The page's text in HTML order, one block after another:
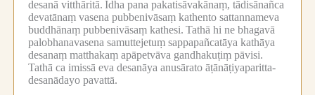
desanā vitthāritā. Idha pana pakatisāvakānaṃ, tādisānañca
devatānaṃ vasena pubbenivāsaṃ kathento sattannameva
buddhānaṃ pubbenivāsaṃ kathesi. Tathā hi ne bhagavā
palobhanavasena samuttejetuṃ sappapañcatāya kathāya
desanaṃ matthakaṃ apāpetvāva gandhakuṭiṃ pāvisi.
Tathā ca imissā eva desanāya anusārato āṭānāṭiyaparitta-
desanādayo pavattā.